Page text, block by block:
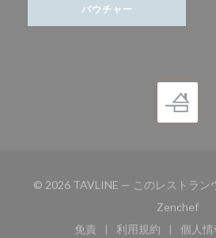
バウチャー
© 2026 TAVLINE — このレストラン
Zenchef((
免責
利用規約 個人